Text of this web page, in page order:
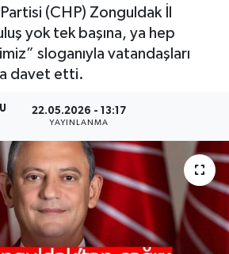
(CHP) Zonguldak İl
yok tek başına, ya hep
sloganıyla vatandaşları
davet etti.
22.05.2026 - 13:17
YAYINLANMA